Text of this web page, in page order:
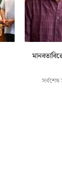
সর্বশেষ